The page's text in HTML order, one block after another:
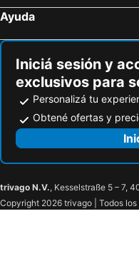
Ayuda
Iniciá sesión y
exclusivos para
Personalizá tu
Obtené ofertas y
trivago N.V., Kesselstraße 5 – 7,
Copyright 2026 trivago | Todos